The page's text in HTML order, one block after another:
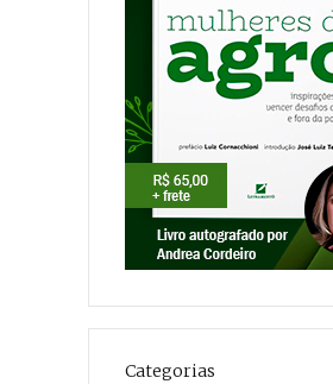
Categorias